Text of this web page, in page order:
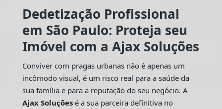
Dedetização Profissional
em São Paulo: Proteja seu
Imóvel com a Ajax Soluções
Conviver com pragas urbanas não é apenas um
incômodo visual, é um risco real para a saúde da
sua família e para a reputação do seu negócio. A
Ajax Soluçõesé a sua parceira definitiva no